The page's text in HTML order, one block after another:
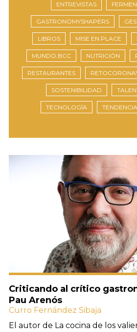
Criticando al crítico
Pau Arenós
Curro Fernández Sibaja
El autor de La cocina de los
ENTREVISTAS
GASTRONOMYSHAPERS
LIBROS MISE EN PLACE
MUNDO.BCC NUTRICIÓN
RESTAURANTES
SOSTENIBILIDAD
TECNOLOGÍA